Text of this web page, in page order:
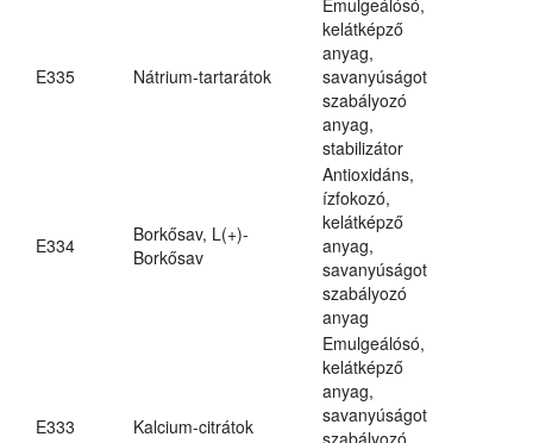
E335 Nátrium-tartarátok
kelátképző
anyag,
savanyúságot
szabályozó
anyag,
stabilizátor
E334
Borkősav, L(+)-
Borkősav
Antioxidáns,
ízfokozó,
kelátképző
anyag,
savanyúságot
szabályozó
anyag
E333 Kalcium-citrátok
Emulgeálósó,
kelátképző
anyag,
savanyúságot
szabályozó